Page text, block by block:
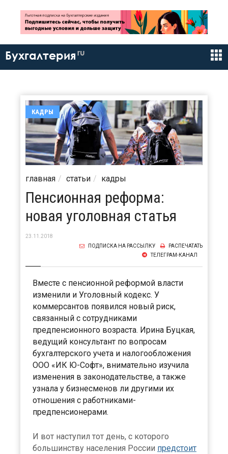
Бухгалтерия ru
КАДРЫ
главная статьи кадры
Пенсионная реформа:
новая уголовная статья
23.11.2018
РАСПЕЧАТАТЬ
ПОДПИСКА НА РАССЫЛКУ
ТЕЛЕГРАМ-КАНАЛ
Вместе с пенсионной реформой власти
изменили и Уголовный кодекс. У
коммерсантов появился новый риск,
связанный с сотрудниками
предпенсионного возраста. Ирина Буцкая,
ведущий консультант по вопросам
бухгалтерского учета и налогообложения
ООО «ИК Ю-Софт», внимательно изучила
изменения в законодательстве, а также
узнала у бизнесменов ли другими их
отношения с работниками-
предпенсионерами.
И вот наступил тот день, с которого
большинству населения России предстоит